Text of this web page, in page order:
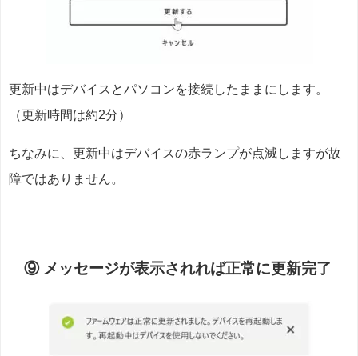
更新中はデバイスとパソコンを接続したままにします。
（更新時間は約2分）
ちなみに、更新中はデバイスの赤ランプが点滅しますが故
障ではありません。
⑨ メッセージが表示されれば正常に更新完了